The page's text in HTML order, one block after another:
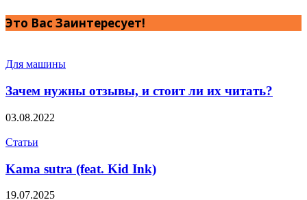
Это Вас Заинтересует!
Для машины
Зачем нужны отзывы, и стоит ли их читать?
03.08.2022
Статьи
Kama sutra (feat. Kid Ink)
19.07.2025